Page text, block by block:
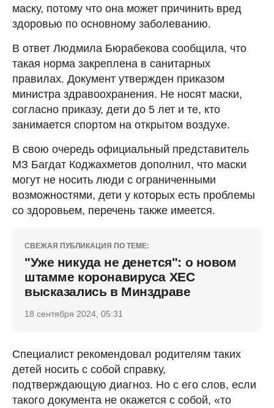
маску, потому что она может причинить вред
здоровью по основному заболеванию.
В ответ Людмила Бюрабекова сообщила, что
такая норма закреплена в санитарных
правилах. Документ утвержден приказом
министра здравоохранения. Не носят маски,
согласно приказу, дети до 5 лет и те, кто
занимается спортом на открытом воздухе.
В свою очередь официальный представитель
МЗ Багдат Коджахметов дополнил, что маски
могут не носить люди с ограниченными
возможностями, дети у которых есть проблемы
со здоровьем, перечень также имеется.
СВЕЖАЯ ПУБЛИКАЦИЯ ПО ТЕМЕ:
"Уже никуда не денется": о новом
штамме коронавируса ХЕС
высказались в Минздраве
18 сентября 2024, 05:31
Специалист рекомендовал родителям таких
детей носить с собой справку,
подтверждающую диагноз. Но с его слов, если
такого документа не окажется с собой, «то